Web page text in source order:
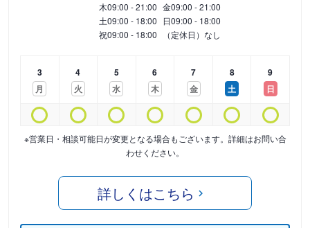
木09:00 - 21:00 金09:00 - 21:00
土09:00 - 18:00 日09:00 - 18:00
祝09:00 - 18:00 （定休日）なし
3
月
4
火
5
水
6
木
7
金
8
土
9
日
※営業日・相談可能日が変更となる場合もございます。詳細はお問い合
わせください。
詳しくはこちら